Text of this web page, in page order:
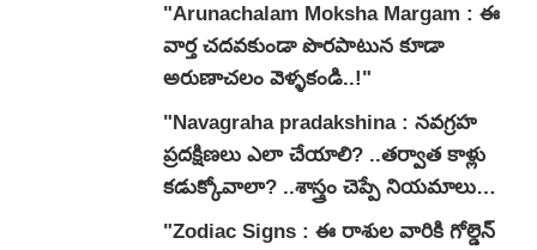
"Arunachalam Moksha Margam : ఈ
వార్త చదవకుండా పొరపాటున కూడా
అరుణాచలం వెళ్ళకండి..!"
"Navagraha pradakshina : నవగ్రహ
ప్రదక్షిణలు ఎలా చేయాలి? ..తర్వాత కాళ్లు
కడుక్కోవాలా? ..శాస్త్రం చెప్పే నియమాలు
ఇవే..!"
"Zodiac Signs : ఈ రాశుల వారికి గోల్డెన్